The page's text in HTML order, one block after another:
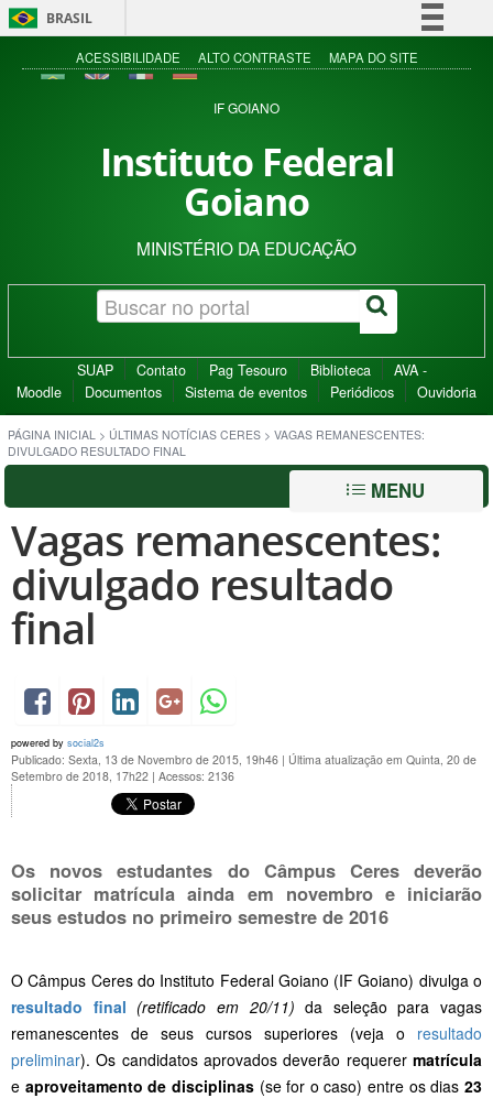
BRASIL
Simplifique!
Acesso à informação
ACESSIBILIDADE ALTO CONTRASTE MAPA DO SITE
IF GOIANO
Instituto Federal
Goiano
MINISTÉRIO DA EDUCAÇÃO
SUAP Contato Pag Tesouro Biblioteca
AVA -
Moodle
Documentos Sistema de eventos Periódicos Ouvidoria
PÁGINA INICIAL > ÚLTIMAS NOTÍCIAS CERES > VAGAS REMANESCENTES:
DIVULGADO RESULTADO FINAL
MENU
Vagas remanescentes:
divulgado resultado
final
powered by social2s
Publicado: Sexta, 13 de Novembro de 2015, 19h46 | Última atualização em Quinta, 20 de
Setembro de 2018, 17h22 | Acessos: 2136
Os novos estudantes do Câmpus Ceres deverão
solicitar matrícula ainda em novembro e iniciarão
seus estudos no primeiro semestre de 2016
O Câmpus Ceres do Instituto Federal Goiano (IF Goiano) divulga o
resultado final (retificado em 20/11) da seleção para vagas
remanescentes de seus cursos superiores (veja o resultado
preliminar). Os candidatos aprovados deverão requerer matrícula
e aproveitamento de disciplinas(se for o caso) entre os dias 23